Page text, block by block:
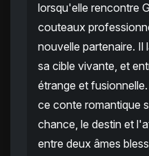
lorsqu'elle rencontre
couteaux
nouvelle partenaire. Il
sa cible vivante, et
étrange et
ce conte romantique
chance, le destin et
entre deux âmes